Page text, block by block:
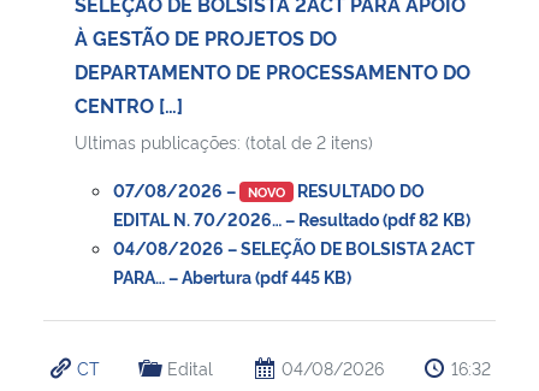
Banco Central do Brasil
À GESTÃO DE PROJETOS DO
DEPARTAMENTO DE PROCESSAMENTO DO
CENTRO […]
Ultimas publicações: (total de 2 itens)
07/08/2026 – NOVO RESULTADO DO
EDITAL N. 70/2026… – Resultado (pdf 82 KB)
04/08/2026 – SELEÇÃO DE BOLSISTA 2ACT
PARA… – Abertura (pdf 445 KB)
CT Edital 04/08/2026 16:32